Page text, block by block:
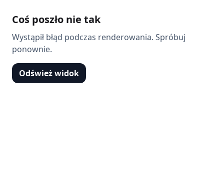
Coś poszło nie tak
Wystąpił błąd podczas renderowania. Spróbuj
ponownie.
Odśwież widok